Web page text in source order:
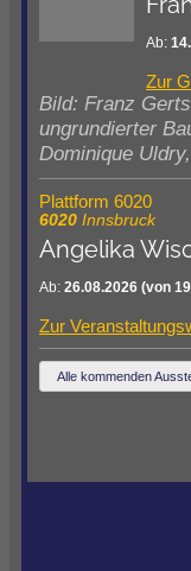
Ab:
Zur
Bild: Franz
ungrundierter
Dominique
Plattform 6020
6020 Innsbruck
Angelika
Ab: 26.08.2026 (von
Zur
Alle kommenden